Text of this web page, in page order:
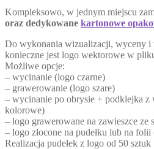
Kompleksowo, w jednym miejscu
oraz dedykowane kartonowe
Do wykonania wizualizacji, wyceny i
konieczne jest logo wektorowe w
Możliwe opcje:
– wycinanie (logo czarne)
– grawerowanie (logo szare)
– wycinanie po obrysie + podklejka
kolorowe)
– logo grawerowane na zawieszce ze
– logo złocone na pudełku lub na
Realizacja pudełek z logo od 50 sztuk